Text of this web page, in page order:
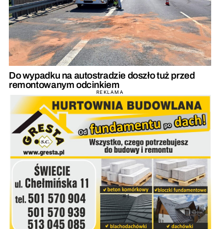
Do wypadku na autostradzie doszło tuż przed
remontowanym odcinkiem
REKLAMA